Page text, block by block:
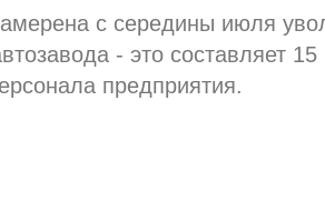
с середины июля
- это составляет
предприятия.